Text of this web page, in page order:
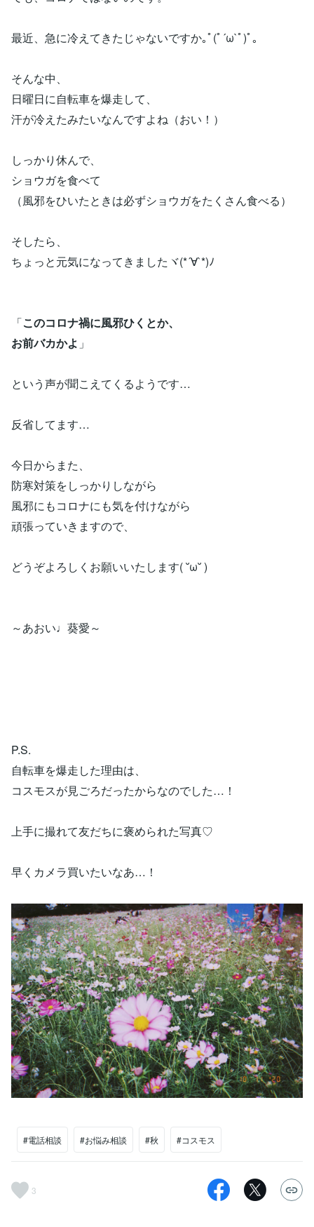
最近、急に冷えてきたじゃないですか｡ﾟ(ﾟ´ω`ﾟ)ﾟ｡
そんな中、
日曜日に自転車を爆走して、
汗が冷えたみたいなんですよね（おい！）
しっかり休んで、
ショウガを食べて
（風邪をひいたときは必ずショウガをたくさん食べる）
そしたら、
ちょっと元気になってきましたヾ(*´∀`*)ﾉ
「このコロナ禍に風邪ひくとか、
お前バカかよ 」
という声が聞こえてくるようです…
反省してます…
今日からまた、
防寒対策をしっかりしながら
風邪にもコロナにも気を付けながら
頑張っていきますので、
どうぞよろしくお願いいたします( ˘ω˘ )
～あおい♩葵愛～
P.S.
自転車を爆走した理由は、
コスモスが見ごろだったからなのでした…！
上手に撮れて友だちに褒められた写真♡
早くカメラ買いたいなあ…！
#電話相談 #お悩み相談 #秋 #コスモス
3